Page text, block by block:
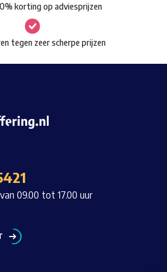
de
productpagina
korting op adviesprijzen
tegen zeer scherpe prijzen
09.00 tot 17.00 uur